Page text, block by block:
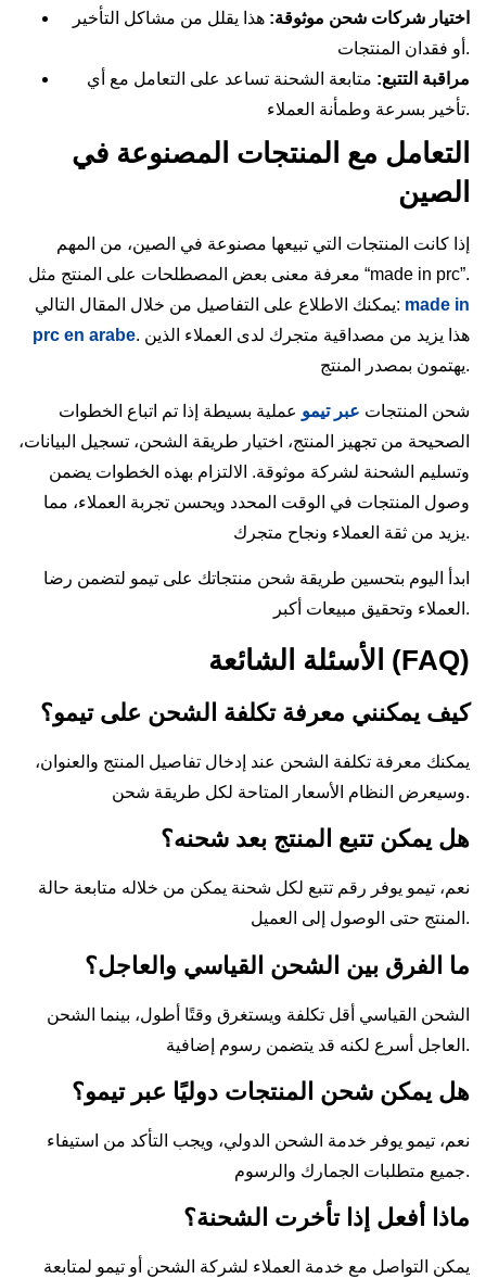
اختيار شركات شحن موثوقة: هذا يقلل من مشاكل التأخير
أو فقدان المنتجات.
مراقبة التتبع: متابعة الشحنة تساعد على التعامل مع أي
تأخير بسرعة وطمأنة العملاء.
التعامل مع المنتجات المصنوعة في
الصين
إذا كانت المنتجات التي تبيعها مصنوعة في الصين، من المهم
معرفة معنى بعض المصطلحات على المنتج مثل “made in prc”.
يمكنك الاطلاع على التفاصيل من خلال المقال التالي: made in
prc en arabe. هذا يزيد من مصداقية متجرك لدى العملاء الذين
يهتمون بمصدر المنتج.
شحن المنتجات عبر تيمو عملية بسيطة إذا تم اتباع الخطوات
الصحيحة من تجهيز المنتج، اختيار طريقة الشحن، تسجيل البيانات،
وتسليم الشحنة لشركة موثوقة. الالتزام بهذه الخطوات يضمن
وصول المنتجات في الوقت المحدد ويحسن تجربة العملاء، مما
يزيد من ثقة العملاء ونجاح متجرك.
ابدأ اليوم بتحسين طريقة شحن منتجاتك على تيمو لتضمن رضا
العملاء وتحقيق مبيعات أكبر.
الأسئلة الشائعة (FAQ)
كيف يمكنني معرفة تكلفة الشحن على تيمو؟
يمكنك معرفة تكلفة الشحن عند إدخال تفاصيل المنتج والعنوان،
وسيعرض النظام الأسعار المتاحة لكل طريقة شحن.
هل يمكن تتبع المنتج بعد شحنه؟
نعم، تيمو يوفر رقم تتبع لكل شحنة يمكن من خلاله متابعة حالة
المنتج حتى الوصول إلى العميل.
ما الفرق بين الشحن القياسي والعاجل؟
الشحن القياسي أقل تكلفة ويستغرق وقتًا أطول، بينما الشحن
العاجل أسرع لكنه قد يتضمن رسوم إضافية.
هل يمكن شحن المنتجات دوليًا عبر تيمو؟
نعم، تيمو يوفر خدمة الشحن الدولي، ويجب التأكد من استيفاء
جميع متطلبات الجمارك والرسوم.
ماذا أفعل إذا تأخرت الشحنة؟
يمكن التواصل مع خدمة العملاء لشركة الشحن أو تيمو لمتابعة